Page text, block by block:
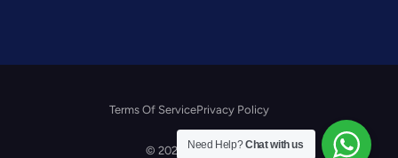
© 2026 Lenus.id
Terms Of ServicePrivacy Policy
Konsultasi Gratis
Need Help?Chat with us